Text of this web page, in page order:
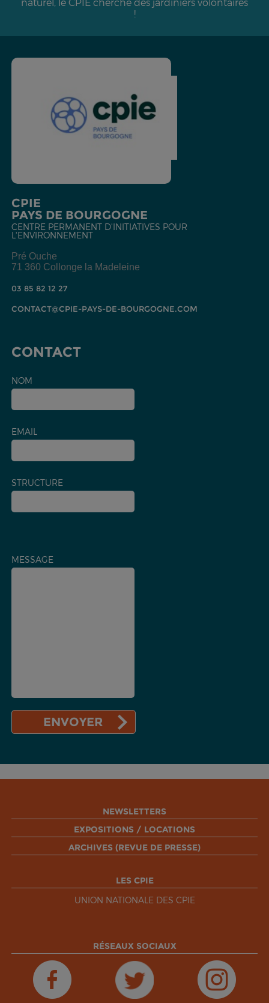
!
CPIE
PAYS DE BOURGOGNE
CENTRE PERMANENT D'INITIATIVES POUR
L'ENVIRONNEMENT
Pré Ouche
71 360 Collonge la Madeleine
03 85 82 12 27
CONTACT@CPIE-PAYS-DE-BOURGOGNE.COM
CONTACT
NOM
EMAIL
STRUCTURE
MESSAGE
NEWSLETTERS
EXPOSITIONS / LOCATIONS
ARCHIVES (REVUE DE PRESSE)
LES CPIE
UNION NATIONALE DES CPIE
RÉSEAUX SOCIAUX